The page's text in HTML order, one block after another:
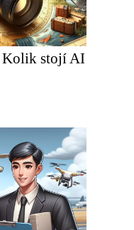
Kolik stojí AI